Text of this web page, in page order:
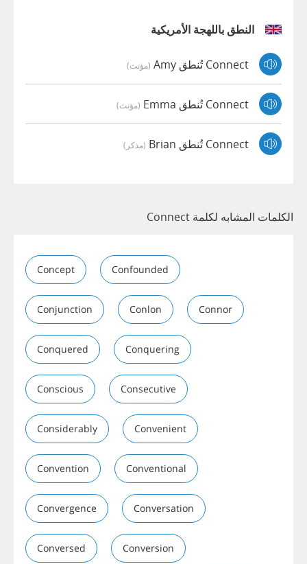
النطق باللهجة الأمريكية
Connect تُنطق Amy (مؤنث)
Connect تُنطق Emma (مؤنث)
Connect تُنطق Brian (مذكر)
الكلمات المشابه لكلمة Connect
Concept Confounded
Conjunction Conlon Connor
Conquered Conquering
Conscious Consecutive
Considerably Convenient
Convention Conventional
Convergence Conversation
Conversed Conversion